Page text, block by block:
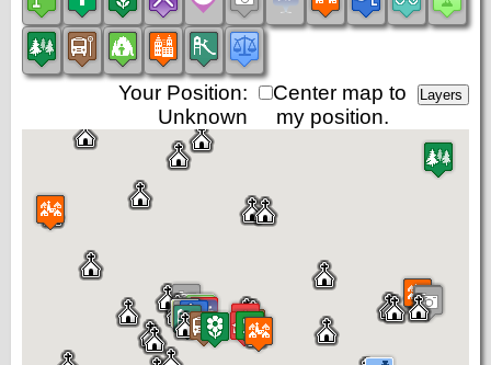
Center map to
my position.
Your Position:
Unknown